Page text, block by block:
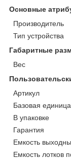
Основные
Производитель
Тип устройства
Габаритные
Вес
Артикул
Базовая единица
В упаковке
Гарантия
Емкость
Емкость лотков